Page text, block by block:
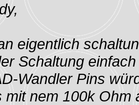
eigentlich
Schaltung
Wandler Pins
mit nem 100k Ohm